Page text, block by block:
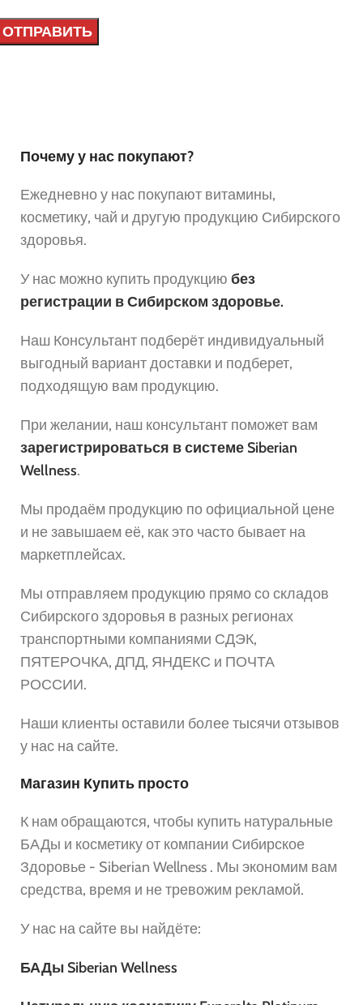
Почему у нас покупают?
Ежедневно у нас покупают витамины,
косметику, чай и другую продукцию Сибирского
здоровья.
У нас можно купить продукцию без
регистрации в Сибирском здоровье.
Наш Консультант подберёт индивидуальный
выгодный вариант доставки и подберет,
подходящую вам продукцию.
При желании, наш консультант поможет вам
зарегистрироваться в системе Siberian
Wellness.
Мы продаём продукцию по официальной цене
и не завышаем её, как это часто бывает на
маркетплейсах.
Мы отправляем продукцию прямо со складов
Сибирского здоровья в разных регионах
транспортными компаниями СДЭК,
ПЯТЕРОЧКА, ДПД, ЯНДЕКС и ПОЧТА
РОССИИ.
Наши клиенты оставили более тысячи отзывов
у нас на сайте.
Магазин Купить просто
К нам обращаются, чтобы купить натуральные
БАДы и косметику от компании Сибирское
Здоровье - Siberian Wellness . Мы экономим вам
средства, время и не тревожим рекламой.
У нас на сайте вы найдёте:
БАДы Siberian Wellness